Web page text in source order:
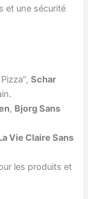
et une sécurité
Schar
, Bjorg Sans
Vie Claire Sans
les produits et